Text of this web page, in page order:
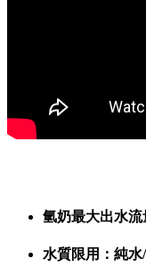
氫奶最大出水流
水質限用：純